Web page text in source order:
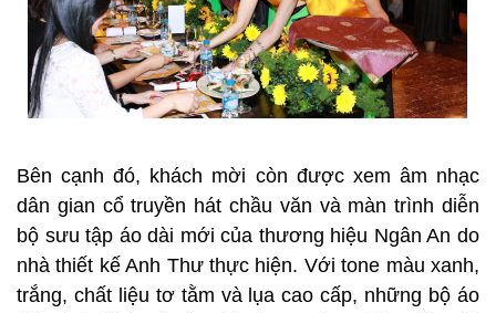
Bên cạnh đó, khách mời còn được xem âm nhạc
dân gian cổ truyền hát chầu văn và màn trình diễn
bộ sưu tập áo dài mới của thương hiệu Ngân An do
nhà thiết kế Anh Thư thực hiện. Với tone màu xanh,
trắng, chất liệu tơ tằm và lụa cao cấp, những bộ áo